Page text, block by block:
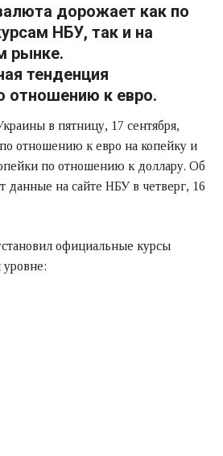
дорожает как по
НБУ, так и на
рынке.
тенденция
отношению к евро.
в пятницу, 17 сентября,
отношению к евро на копейку и
по отношению к доллару. Об
данные на сайте НБУ в четверг, 16
официальные курсы